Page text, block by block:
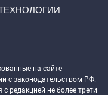
на сайте
с законодательством РФ.
редакцией не более трети